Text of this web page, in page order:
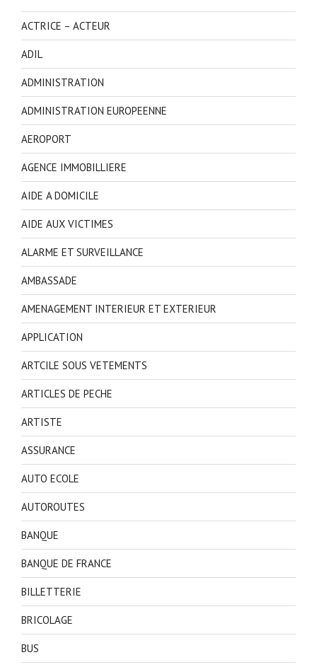
ACTRICE – ACTEUR
ADIL
ADMINISTRATION
ADMINISTRATION EUROPEENNE
AEROPORT
AGENCE IMMOBILLIERE
AIDE A DOMICILE
AIDE AUX VICTIMES
ALARME ET SURVEILLANCE
AMBASSADE
AMENAGEMENT INTERIEUR ET EXTERIEUR
APPLICATION
ARTCILE SOUS VETEMENTS
ARTICLES DE PECHE
ARTISTE
ASSURANCE
AUTO ECOLE
AUTOROUTES
BANQUE
BANQUE DE FRANCE
BILLETTERIE
BRICOLAGE
BUS